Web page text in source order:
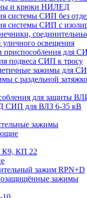
и крюки НИЛЕД
системы СИП без
системы СИП с
освещения
приспособления для
подвеса СИП к тросу
зажимы для
с раздельной
для защиты
СИП для ВЛЗ 6-35 кВ
зажимы
К9, КП 22
зажим RPN+D
зажимы